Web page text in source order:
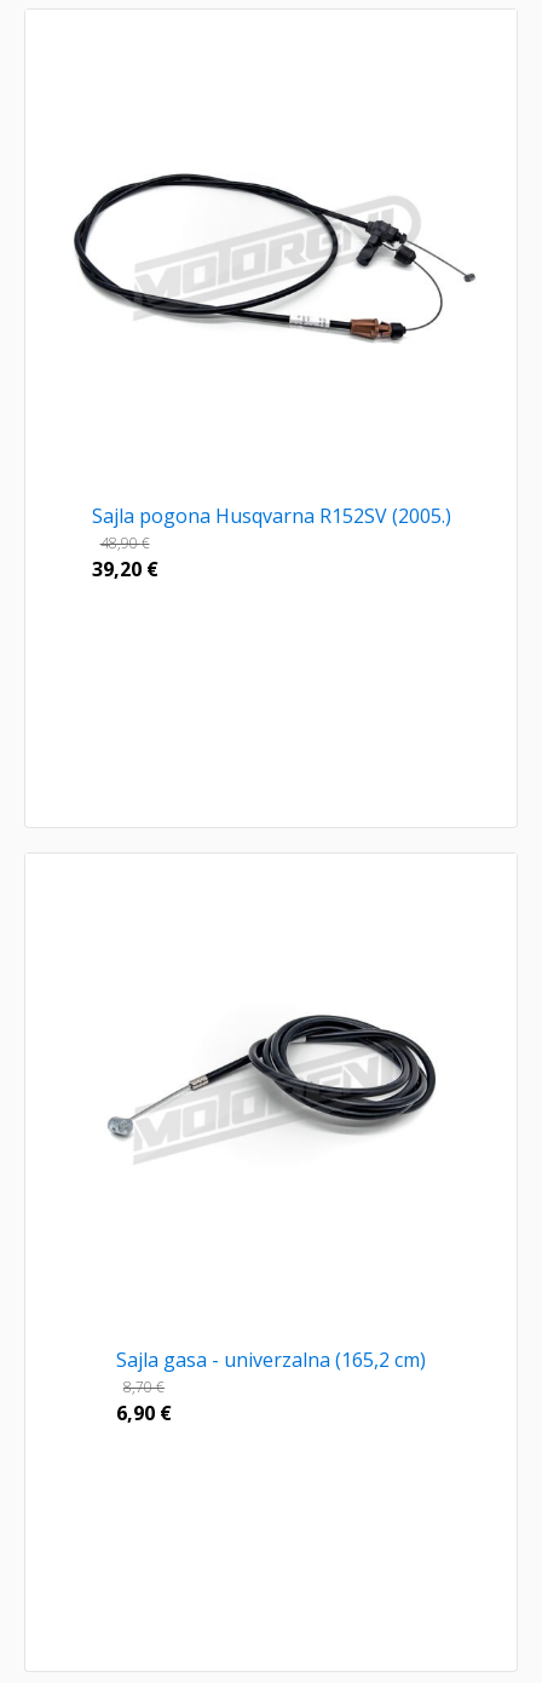
Sajla pogona Husqvarna R152SV (2005.)
48,90€
39,20 €
Sajla gasa - univerzalna (165,2 cm)
8,70€
6,90 €